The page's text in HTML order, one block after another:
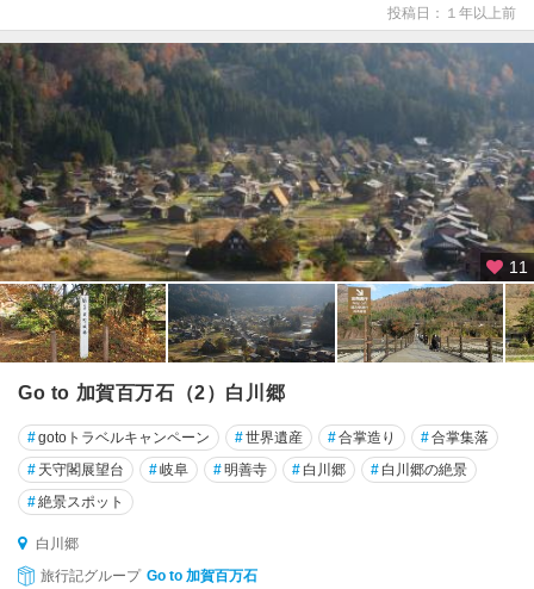
投稿日：１年以上前
11
Go to 加賀百万石（2）白川郷
#gotoトラベルキャンペーン #世界遺産 #合掌造り #合掌集落
# 天守閣展望台 #岐阜 #明善寺 # 白川郷 # 白川郷の絶景
#絶景スポット
白川郷
旅行記グループ Go to 加賀百万石